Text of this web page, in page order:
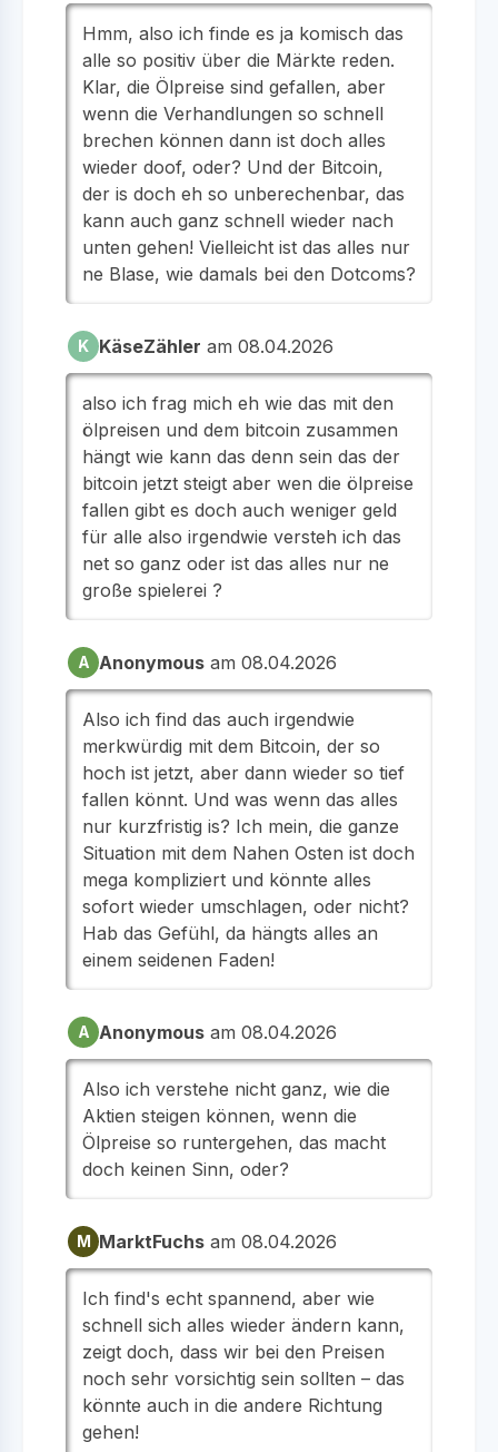
Hmm, also ich finde es ja komisch das
alle so positiv über die Märkte reden.
Klar, die Ölpreise sind gefallen, aber
wenn die Verhandlungen so schnell
brechen können dann ist doch alles
wieder doof, oder? Und der Bitcoin,
der is doch eh so unberechenbar, das
kann auch ganz schnell wieder nach
unten gehen! Vielleicht ist das alles nur
ne Blase, wie damals bei den Dotcoms?
K KäseZähler am 08.04.2026
also ich frag mich eh wie das mit den
ölpreisen und dem bitcoin zusammen
hängt wie kann das denn sein das der
bitcoin jetzt steigt aber wen die ölpreise
fallen gibt es doch auch weniger geld
für alle also irgendwie versteh ich das
net so ganz oder ist das alles nur ne
große spielerei ?
A Anonymous am 08.04.2026
Also ich find das auch irgendwie
merkwürdig mit dem Bitcoin, der so
hoch ist jetzt, aber dann wieder so tief
fallen könnt. Und was wenn das alles
nur kurzfristig is? Ich mein, die ganze
Situation mit dem Nahen Osten ist doch
mega kompliziert und könnte alles
sofort wieder umschlagen, oder nicht?
Hab das Gefühl, da hängts alles an
einem seidenen Faden!
A Anonymous am 08.04.2026
Also ich verstehe nicht ganz, wie die
Aktien steigen können, wenn die
Ölpreise so runtergehen, das macht
doch keinen Sinn, oder?
M MarktFuchs am 08.04.2026
Ich find's echt spannend, aber wie
schnell sich alles wieder ändern kann,
zeigt doch, dass wir bei den Preisen
noch sehr vorsichtig sein sollten – das
könnte auch in die andere Richtung
gehen!